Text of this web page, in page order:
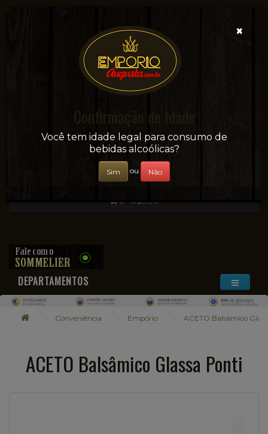
Sua conveniência e adega on-line!
0 - R$0,00
DEPARTAMENTOS
Conveniência Empório ACETO Balsâmico
ACETO Balsâmico Glassa Ponti
×
Confirmação de Idade
Você tem idade legal para consumo de
bebidas alcoólicas?
Sim ou Não